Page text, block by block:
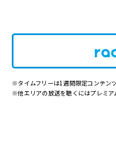
※タイムフリーは1週間限定コンテンツ
※他エリアの放送を聴くにはプレミア